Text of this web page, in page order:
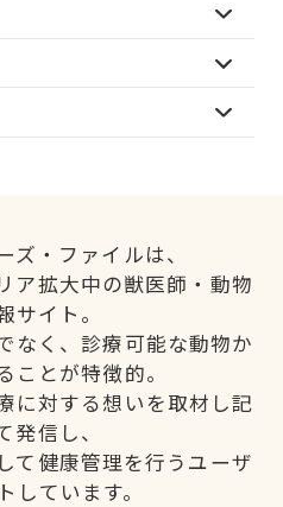
ズ・ファイルは、
ア拡大中の獣医師・動物
サイト。
なく、診療可能な動物か
ことが特徴的。
に対する想いを取材し記
発信し、
て健康管理を行うユーザ
しています。